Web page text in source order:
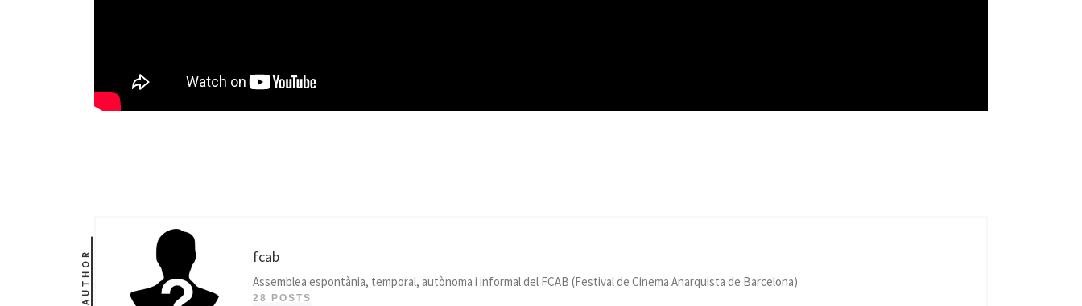
AUTHOR fcab
Assemblea espontània, temporal, autònoma i informal del FCAB (Festival de Cinema Anarquista de Barcelona)
28 POSTS